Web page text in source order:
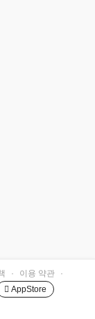
· 이용 약관
·
 AppStore